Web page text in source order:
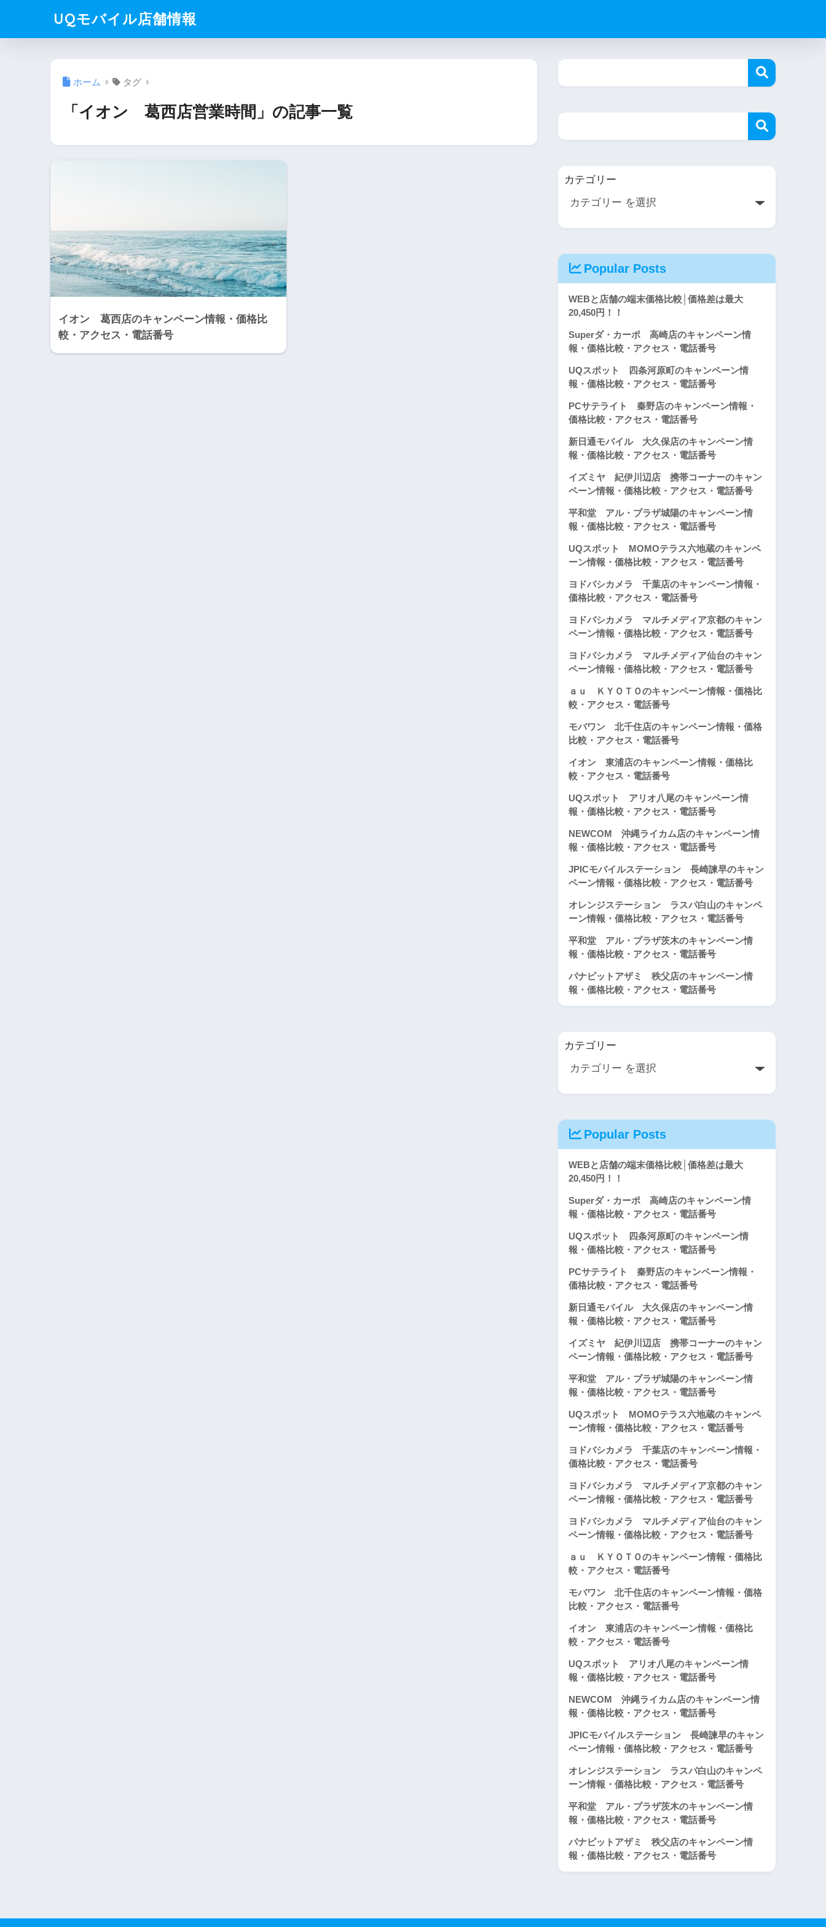
UQモバイル店舗情報
ホーム タグ
「イオン 葛西店営業時間」の記事一覧
イオン 葛西店のキャンペーン情報・価格比
較・アクセス・電話番号
カテゴリー
Popular Posts
WEBと店舗の端末価格比較│価格差は最大
20,450円！！
Superダ・カーポ 高崎店のキャンペーン情
報・価格比較・アクセス・電話番号
UQスポット 四条河原町のキャンペーン情
報・価格比較・アクセス・電話番号
PCサテライト 秦野店のキャンペーン情報・
価格比較・アクセス・電話番号
新日通モバイル 大久保店のキャンペーン情
報・価格比較・アクセス・電話番号
イズミヤ 紀伊川辺店 携帯コーナーのキャン
ペーン情報・価格比較・アクセス・電話番号
平和堂 アル・プラザ城陽のキャンペーン情
報・価格比較・アクセス・電話番号
UQスポット MOMOテラス六地蔵のキャンペ
ーン情報・価格比較・アクセス・電話番号
ヨドバシカメラ 千葉店のキャンペーン情報・
価格比較・アクセス・電話番号
ヨドバシカメラ マルチメディア京都のキャン
ペーン情報・価格比較・アクセス・電話番号
ヨドバシカメラ マルチメディア仙台のキャン
ペーン情報・価格比較・アクセス・電話番号
ａｕ ＫＹＯＴＯのキャンペーン情報・価格比
較・アクセス・電話番号
モバワン 北千住店のキャンペーン情報・価格
比較・アクセス・電話番号
イオン 東浦店のキャンペーン情報・価格比
較・アクセス・電話番号
UQスポット アリオ八尾のキャンペーン情
報・価格比較・アクセス・電話番号
NEWCOM 沖縄ライカム店のキャンペーン情
報・価格比較・アクセス・電話番号
JPICモバイルステーション 長崎諫早のキャン
ペーン情報・価格比較・アクセス・電話番号
オレンジステーション ラスパ白山のキャンペ
ーン情報・価格比較・アクセス・電話番号
平和堂 アル・プラザ茨木のキャンペーン情
報・価格比較・アクセス・電話番号
パナピットアザミ 秩父店のキャンペーン情
報・価格比較・アクセス・電話番号
カテゴリー
Popular Posts
WEBと店舗の端末価格比較│価格差は最大
20,450円！！
Superダ・カーポ 高崎店のキャンペーン情
報・価格比較・アクセス・電話番号
UQスポット 四条河原町のキャンペーン情
報・価格比較・アクセス・電話番号
PCサテライト 秦野店のキャンペーン情報・
価格比較・アクセス・電話番号
新日通モバイル 大久保店のキャンペーン情
報・価格比較・アクセス・電話番号
イズミヤ 紀伊川辺店 携帯コーナーのキャン
ペーン情報・価格比較・アクセス・電話番号
平和堂 アル・プラザ城陽のキャンペーン情
報・価格比較・アクセス・電話番号
UQスポット MOMOテラス六地蔵のキャンペ
ーン情報・価格比較・アクセス・電話番号
ヨドバシカメラ 千葉店のキャンペーン情報・
価格比較・アクセス・電話番号
ヨドバシカメラ マルチメディア京都のキャン
ペーン情報・価格比較・アクセス・電話番号
ヨドバシカメラ マルチメディア仙台のキャン
ペーン情報・価格比較・アクセス・電話番号
ａｕ ＫＹＯＴＯのキャンペーン情報・価格比
較・アクセス・電話番号
モバワン 北千住店のキャンペーン情報・価格
比較・アクセス・電話番号
イオン 東浦店のキャンペーン情報・価格比
較・アクセス・電話番号
UQスポット アリオ八尾のキャンペーン情
報・価格比較・アクセス・電話番号
NEWCOM 沖縄ライカム店のキャンペーン情
報・価格比較・アクセス・電話番号
JPICモバイルステーション 長崎諫早のキャン
ペーン情報・価格比較・アクセス・電話番号
オレンジステーション ラスパ白山のキャンペ
ーン情報・価格比較・アクセス・電話番号
平和堂 アル・プラザ茨木のキャンペーン情
報・価格比較・アクセス・電話番号
パナピットアザミ 秩父店のキャンペーン情
報・価格比較・アクセス・電話番号